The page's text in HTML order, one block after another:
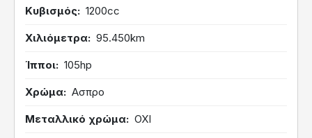
Κυβισμός 1200cc
Χιλιόμετρα 95.450km
Ίπποι 105hp
Χρώμα Ασπρο
Μεταλλικό χρώμα ΟΧΙ